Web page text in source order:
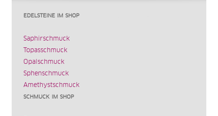
EDELSTEINE IM SHOP
Saphirschmuck
Topasschmuck
Opalschmuck
Sphenschmuck
Amethystschmuck
SCHMUCK IM SHOP